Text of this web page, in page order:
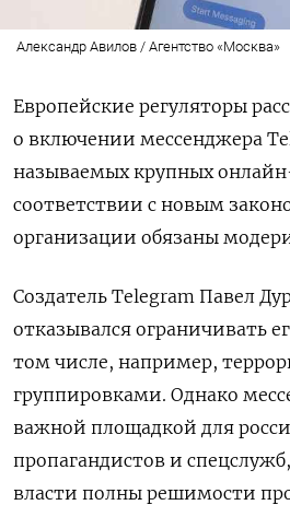
Александр Авилов / Агентство «Москва»
Европейские регуляторы
о включении мессенджера
называемых крупных
соответствии с новым
организации обязаны
Создатель Telegram Павел
отказывался ограничивать
том числе, например,
группировками. Однако
важной площадкой для
пропагандистов и
власти полны решимости